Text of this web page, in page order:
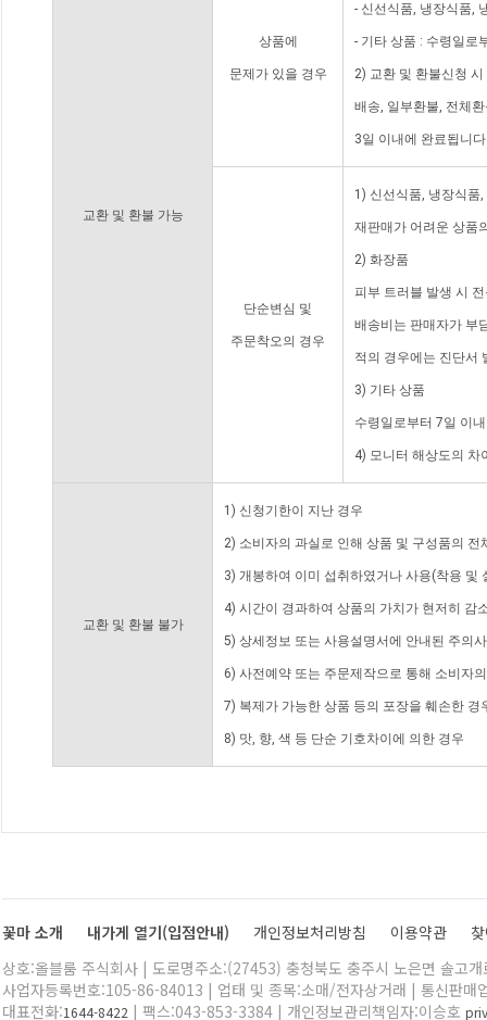
교환 및 환불 가능
상품에
문제가 있을 경우
- 신선식품, 냉장식품,
- 기타 상품 : 수령일로
2) 교환 및 환불신청
배송, 일부환불, 전체
3일 이내에 완료됩니
단순변심 및
주문착오의 경우
1) 신선식품, 냉장식품
재판매가 어려운 상품
2) 화장품
피부 트러블 발생 시
배송비는 판매자가 부
적의 경우에는 진단서
3) 기타 상품
수령일로부터 7일 이
4) 모니터 해상도의 차
교환 및 환불 불가
1) 신청기한이 지난 경우
2) 소비자의 과실로 인해 상품 및 구성품의
3) 개봉하여 이미 섭취하였거나 사용(착용 및
4) 시간이 경과하여 상품의 가치가 현저히 감
5) 상세정보 또는 사용설명서에 안내된 주의
6) 사전예약 또는 주문제작으로 통해 소비자
7) 복제가 가능한 상품 등의 포장을 훼손한 경
8) 맛, 향, 색 등 단순 기호차이에 의한 경우
꽃마 소개 내가게 열기(입점안내) 개인정보처리방침 이용약관
상호:올블룸 주식회사 | 도로명주소:(27453) 충청북도 충주시 노은면 솔고
사업자등록번호:105-86-84013 | 업태 및 종목:소매/전자상거래 | 통신판매
대표전화:1644-8422 | 팩스:043-853-3384 | 개인정보관리책임자:이승호